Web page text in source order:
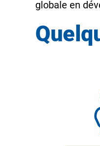
globale en